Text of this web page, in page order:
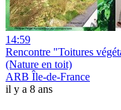
14:59
Rencontre "Toitures
(Nature en toit)
ARB Île-de-France
il y a 8 ans